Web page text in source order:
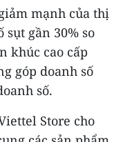
mạnh của thị
gần 30% so
khúc cao cấp
góp doanh số
số.
Store cho